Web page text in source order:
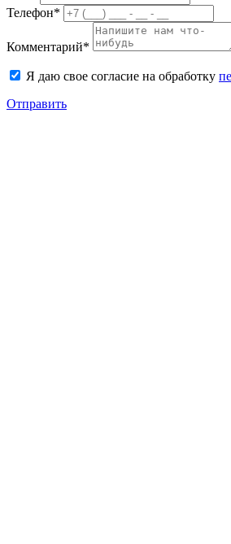
Телефон*
Комментарий*
Я даю свое согласие на обработку
Отправить